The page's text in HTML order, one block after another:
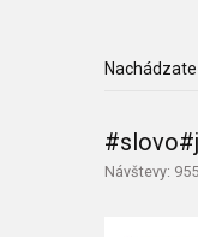
Návštevy: 955